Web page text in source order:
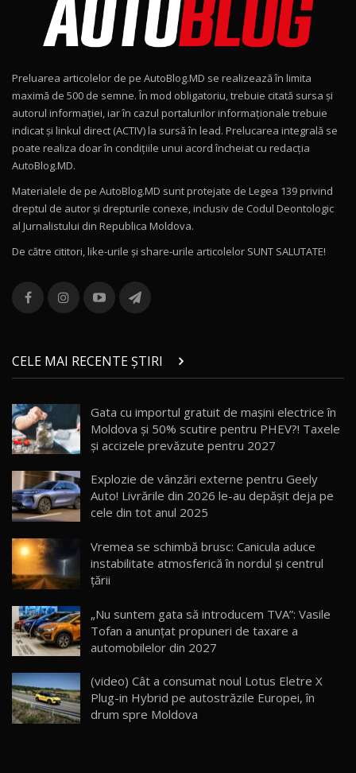
Noul Geely EX2 / Test Drive AutoBlog.MD
15:22
Mercedes-AMG E 53 HYBRID 4MATIC+ / Test
Drive AutoBlog.MD
16:27
11
Noul Volvo ES90 / Test Drive AutoBlog.MD
12
Noul MG HS / Test Drive AutoBlog.MD
16:48
13
combină aventura cu luxul / AutoBlog.MD
36:08
chinez care face lumea să se întoarcă după el
/ AutoBlog.MD
17:27
15 14:37
16
AutoBlogMD
13:10
17
30:08
Noul Geely EX5 EM-i care a cucerit Moldova
AutoBlog.MD
23:36
20
Noul ZEEKR 7X / Test Drive AutoBlog.MD
29:08
Preluarea articolelor de pe AutoBlog.MD se realizează în limita
maximă de 500 de semne. În mod obligatoriu, trebuie citată sursa și
autorul informației, iar în cazul portalurilor informaționale trebuie
indicat și linkul direct (ACTIV) la sursă în lead. Prelucarea integrală se
poate realiza doar în condițiile unui acord încheiat cu redacţia
AutoBlog.MD.
Materialele de pe AutoBlog.MD sunt protejate de Legea 139 privind
dreptul de autor și drepturile conexe, inclusiv de Codul Deontologic
al Jurnalistului din Republica Moldova.
De către cititori, like-urile şi share-urile articolelor SUNT SALUTATE!
CELE MAI RECENTE ȘTIRI
Gata cu importul gratuit de mașini electrice în
Moldova și 50% scutire pentru PHEV?! Taxele
și accizele prevăzute pentru 2027
Explozie de vânzări externe pentru Geely
Auto! Livrările din 2026 le-au depășit deja pe
cele din tot anul 2025
Vremea se schimbă brusc: Canicula aduce
instabilitate atmosferică în nordul și centrul
țării
„Nu suntem gata să introducem TVA”: Vasile
Tofan a anunțat propuneri de taxare a
automobilelor din 2027
(video) Cât a consumat noul Lotus Eletre X
Plug-in Hybrid pe autostrăzile Europei, în
drum spre Moldova